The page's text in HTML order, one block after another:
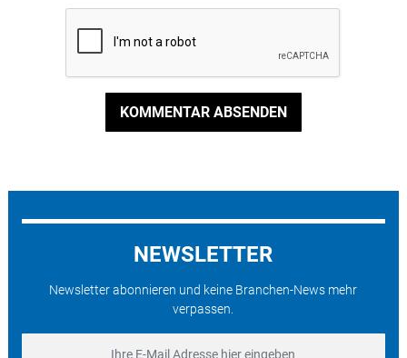
KOMMENTAR ABSENDEN
NEWSLETTER
Newsletter abonnieren und keine Branchen-News mehr
verpassen.